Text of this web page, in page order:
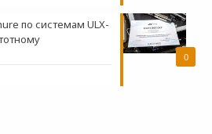
0
по системам ULX-